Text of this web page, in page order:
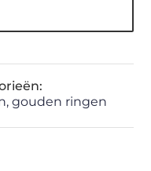
,gouden ringen